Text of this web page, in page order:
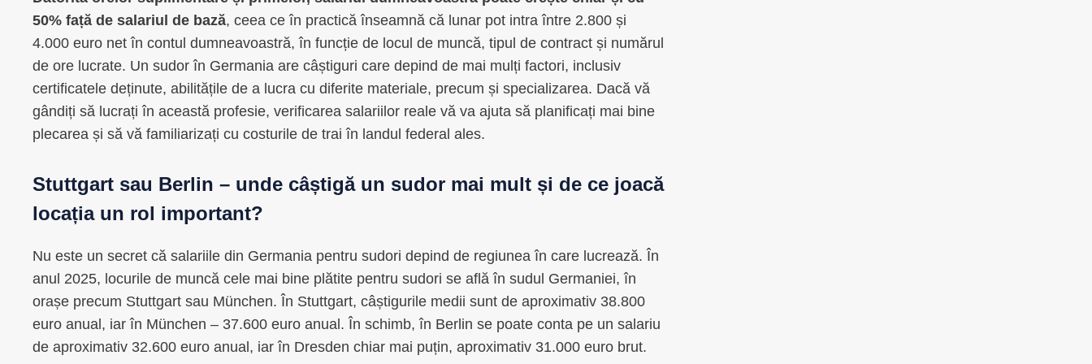
50% față de salariul de bază, ceea ce în practică înseamnă că lunar pot intra între 2.800 și
4.000 euro net în contul dumneavoastră, în funcție de locul de muncă, tipul de contract și numărul
de ore lucrate. Un sudor în Germania are câștiguri care depind de mai mulți factori, inclusiv
certificatele deținute, abilitățile de a lucra cu diferite materiale, precum și specializarea. Dacă vă
gândiți să lucrați în această profesie, verificarea salariilor reale vă va ajuta să planificați mai bine
plecarea și să vă familiarizați cu costurile de trai în landul federal ales.
Stuttgart sau Berlin – unde câștigă un sudor mai mult și de ce joacă
locația un rol important?
Nu este un secret că salariile din Germania pentru sudori depind de regiunea în care lucrează. În
anul 2025, locurile de muncă cele mai bine plătite pentru sudori se află în sudul Germaniei, în
orașe precum Stuttgart sau München. În Stuttgart, câștigurile medii sunt de aproximativ 38.800
euro anual, iar în München – 37.600 euro anual. În schimb, în Berlin se poate conta pe un salariu
de aproximativ 32.600 euro anual, iar în Dresden chiar mai puțin, aproximativ 31.000 euro brut.